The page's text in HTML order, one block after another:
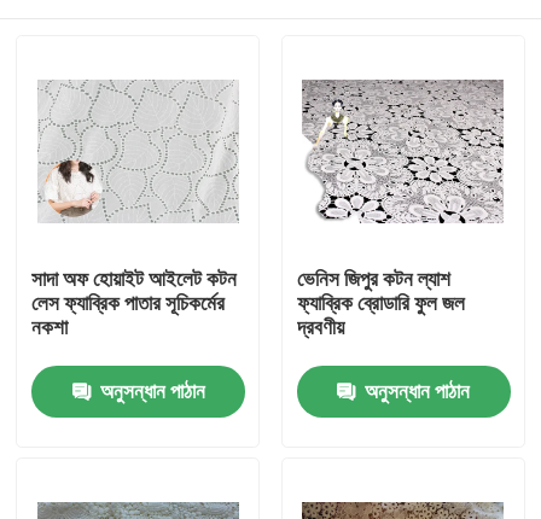
সাদা অফ হোয়াইট আইলেট কটন
লেস ফ্যাব্রিক পাতার সূচিকর্মের
নকশা
অনুসন্ধান পাঠান
ভেনিস জিপুর কটন ল্যাশ
ফ্যাব্রিক ব্রোডারি ফুল জল
দ্রবণীয়
অনুসন্ধান পাঠান